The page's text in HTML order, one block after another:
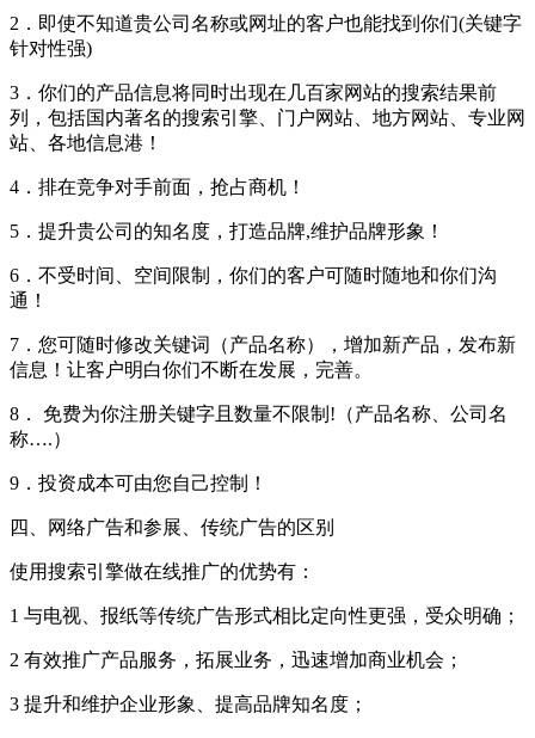
2．即使不知道贵公司名称或网址的客户也能找到你们(关键字
针对性强)
3．你们的产品信息将同时出现在几百家网站的搜索结果前
列，包括国内著名的搜索引擎、门户网站、地方网站、专业网
站、各地信息港！
4．排在竞争对手前面，抢占商机！
5．提升贵公司的知名度，打造品牌,维护品牌形象！
6．不受时间、空间限制，你们的客户可随时随地和你们沟
通！
7．您可随时修改关键词（产品名称），增加新产品，发布新
信息！让客户明白你们不断在发展，完善。
8． 免费为你注册关键字且数量不限制!（产品名称、公司名
称….）
9．投资成本可由您自己控制！
四、网络广告和参展、传统广告的区别
使用搜索引擎做在线推广的优势有：
1 与电视、报纸等传统广告形式相比定向性更强，受众明确；
2 有效推广产品服务，拓展业务，迅速增加商业机会；
3 提升和维护企业形象、提高品牌知名度；